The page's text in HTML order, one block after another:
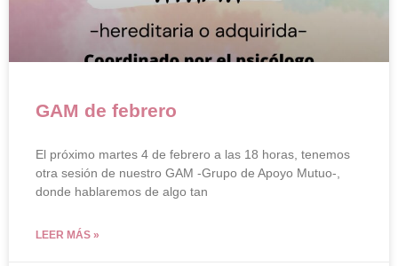
GAM de febrero
El próximo martes 4 de febrero a las 18 horas, tenemos
otra sesión de nuestro GAM -Grupo de Apoyo Mutuo-,
donde hablaremos de algo tan
LEER MÁS »